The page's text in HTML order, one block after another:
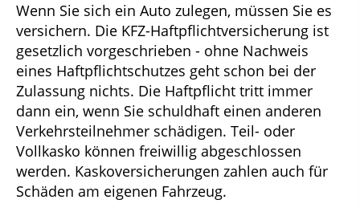
Wenn Sie sich ein Auto zulegen, müssen Sie es
versichern. Die KFZ-Haftpflichtversicherung ist
gesetzlich vorgeschrieben - ohne Nachweis
eines Haftpflichtschutzes geht schon bei der
Zulassung nichts. Die Haftpflicht tritt immer
dann ein, wenn Sie schuldhaft einen anderen
Verkehrsteilnehmer schädigen. Teil- oder
Vollkasko können freiwillig abgeschlossen
werden. Kaskoversicherungen zahlen auch für
Schäden am eigenen Fahrzeug.